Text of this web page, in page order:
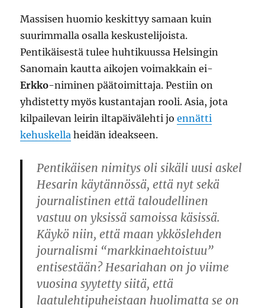
Massisen huomio keskittyy samaan kuin
suurimmalla osalla keskustelijoista.
Pentikäisestä tulee huhtikuussa Helsingin
Sanomain kautta aikojen voimakkain ei-
Erkko-niminen päätoimittaja. Pestiin on
yhdistetty myös kustantajan rooli. Asia, jota
kilpailevan leirin iltapäivälehti joennätti
kehuskella heidän ideakseen.
Pentikäisen nimitys oli sikäli uusi askel
Hesarin käytännössä, että nyt sekä
journalistinen että taloudellinen
vastuu on yksissä samoissa käsissä.
Käykö niin, että maan ykköslehden
journalismi “markkinaehtoistuu”
entisestään? Hesariahan on jo viime
vuosina syytetty siitä, että
laatulehtipuheistaan huolimatta se on